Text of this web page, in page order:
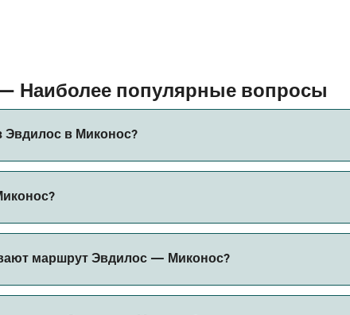
Наиболее популярные вопросы
Эвдилос в Миконос?
актуальную информацию через наш Поиск Сделок.
маршрут Эвдилос — Миконос?